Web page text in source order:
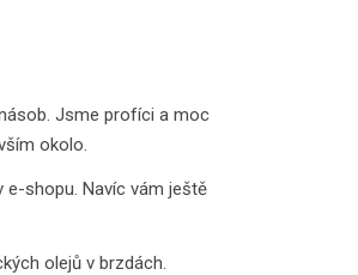
Jsme profíci a moc
okolo.
e-shopu. Navíc vám ještě
olejů v brzdách.